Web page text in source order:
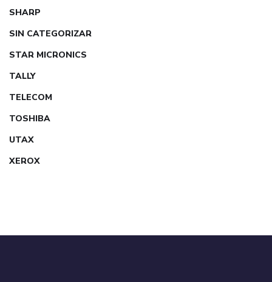
SHARP
SIN CATEGORIZAR
STAR MICRONICS
TALLY
TELECOM
TOSHIBA
UTAX
XEROX